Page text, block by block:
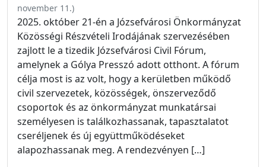
november 11.)
2025. október 21-én a Józsefvárosi Önkormányzat
Közösségi Részvételi Irodájának szervezésében
zajlott le a tizedik Józsefvárosi Civil Fórum,
amelynek a Gólya Presszó adott otthont. A fórum
célja most is az volt, hogy a kerületben működő
civil szervezetek, közösségek, önszerveződő
csoportok és az önkormányzat munkatársai
személyesen is találkozhassanak, tapasztalatot
cseréljenek és új együttműködéseket
alapozhassanak meg. A rendezvényen […]